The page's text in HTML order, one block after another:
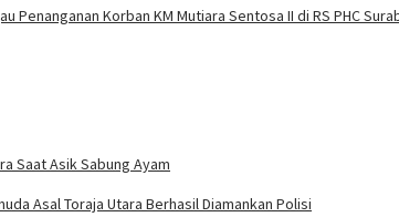
Penanganan Korban KM Mutiara Sentosa II di RS PHC
Saat Asik Sabung Ayam
Asal Toraja Utara Berhasil Diamankan Polisi